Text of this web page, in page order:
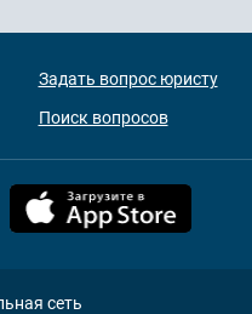
Задать вопрос юристу
Поиск вопросов
сеть